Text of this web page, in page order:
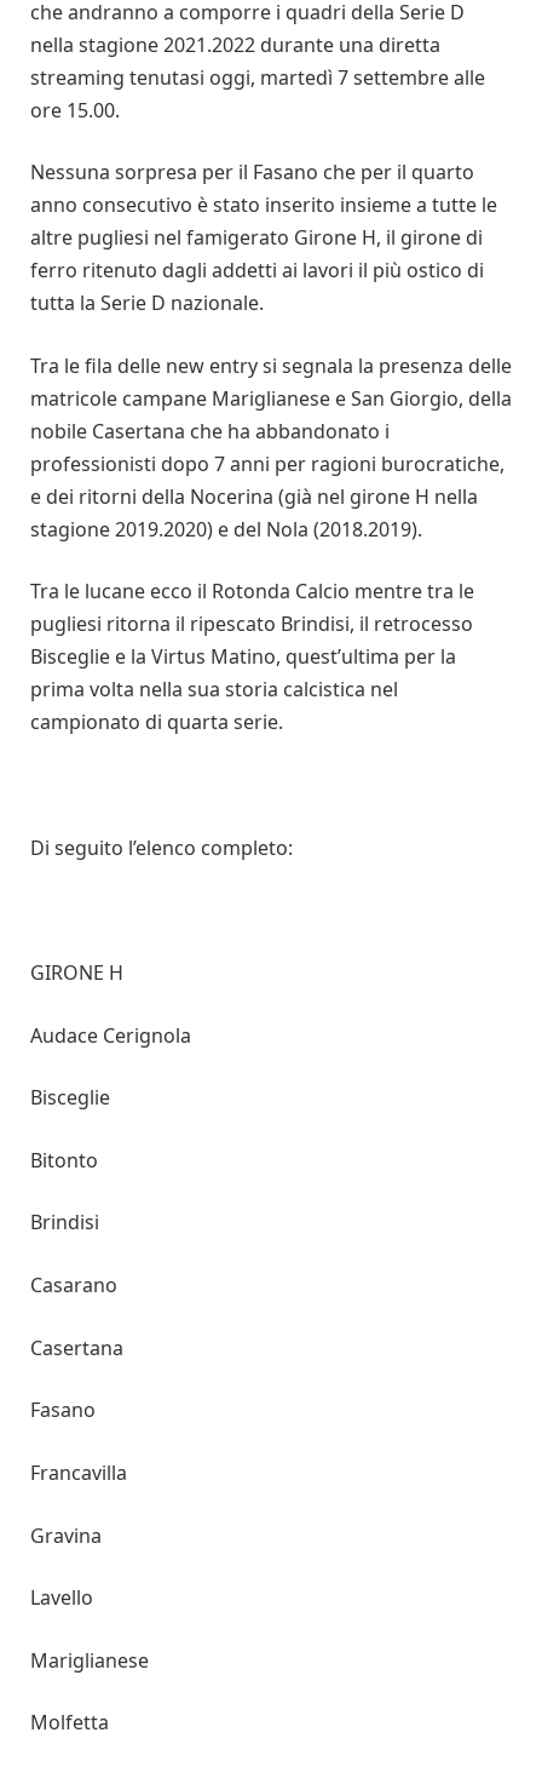
che andranno a comporre i quadri della Serie D
nella stagione 2021.2022 durante una diretta
streaming tenutasi oggi, martedì 7 settembre alle
ore 15.00.
Nessuna sorpresa per il Fasano che per il quarto
anno consecutivo è stato inserito insieme a tutte le
altre pugliesi nel famigerato Girone H, il girone di
ferro ritenuto dagli addetti ai lavori il più ostico di
tutta la Serie D nazionale.
Tra le fila delle new entry si segnala la presenza delle
matricole campane Mariglianese e San Giorgio, della
nobile Casertana che ha abbandonato i
professionisti dopo 7 anni per ragioni burocratiche,
e dei ritorni della Nocerina (già nel girone H nella
stagione 2019.2020) e del Nola (2018.2019).
Tra le lucane ecco il Rotonda Calcio mentre tra le
pugliesi ritorna il ripescato Brindisi, il retrocesso
Bisceglie e la Virtus Matino, quest’ultima per la
prima volta nella sua storia calcistica nel
campionato di quarta serie.
Di seguito l’elenco completo:
GIRONE H
Audace Cerignola
Bisceglie
Bitonto
Brindisi
Casarano
Casertana
Fasano
Francavilla
Gravina
Lavello
Mariglianese
Molfetta